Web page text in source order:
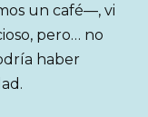
un café—, vi
pero… no
haber